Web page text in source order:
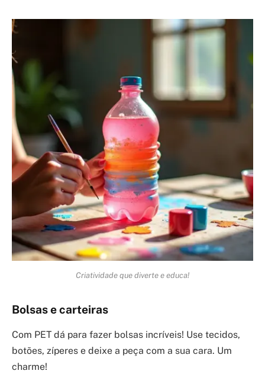
Criatividade que diverte e educa!
Bolsas e carteiras
Com PET dá para fazer bolsas incríveis! Use tecidos,
botões, zíperes e deixe a peça com a sua cara. Um
charme!